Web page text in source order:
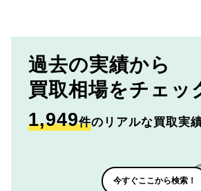
過去の実績から
買取相場をチェッ
1,949件のリアルな買取実
今すぐここから検索！